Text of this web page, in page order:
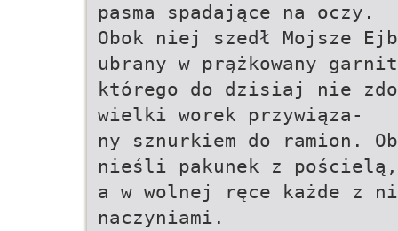
pasma spadające na oczy.
Obok niej szedł Mojsze
ubrany w prążkowany
którego do dzisiaj nie
wielki worek przywiąza-
ny sznurkiem do ramion.
nieśli pakunek z pościelą,
a w wolnej ręce każde z
naczyniami.